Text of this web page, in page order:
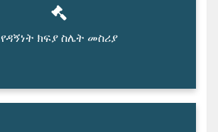
የዳኝነት ክፍያ ስሌት መስሪያ